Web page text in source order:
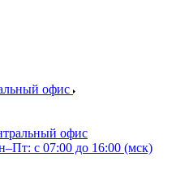
офис
офис
с 07:00 до 16:00 (мск)